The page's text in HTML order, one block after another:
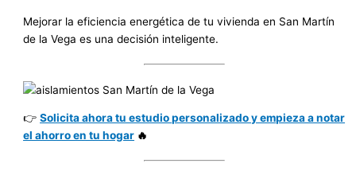
Mejorar la eficiencia energética de tu vivienda en San Martín
de la Vega es una decisión inteligente.
👉Solicita ahora tu estudio personalizado y empieza a notar
el ahorro en tu hogar 🔥